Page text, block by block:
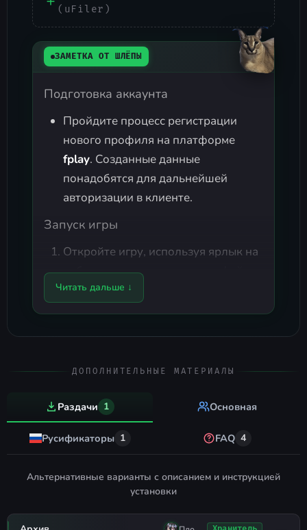
(uFiler)
ЗАМЕТКА ОТ ШЛЁПЫ
Подготовка аккаунта
Пройдите процесс регистрации
нового профиля на платформе
fplay. Созданные данные
понадобятся для дальнейшей
авторизации в клиенте.
Запуск игры
Откройте игру, используя ярлык на
рабочем столе или запустив файл
Vintagestory.exe
В появившемся окне введите
ранее зарегистрированного
Создание своего сервера
Для генерации необходимых
Vintagestory Server.exe хотя бы
Перейдите по пути
Читать дальше ↓
ДОПОЛНИТЕЛЬНЫЕ МАТЕРИАЛЫ
Раздачи 1 Основная
Русификаторы 1 FAQ 4
Альтернативные варианты с описанием и инструкцией
установки